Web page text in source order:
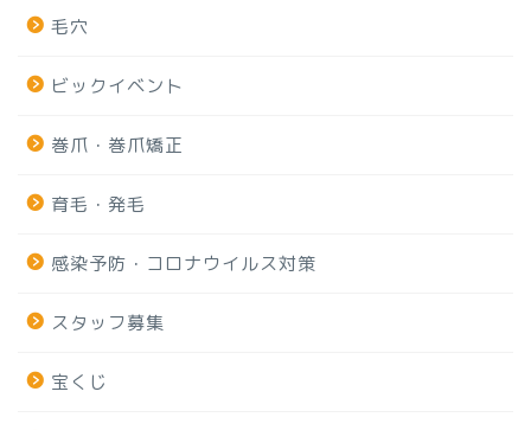
毛穴
ビックイベント
巻爪・巻爪矯正
育毛・発毛
感染予防・コロナウイルス対策
スタッフ募集
宝くじ